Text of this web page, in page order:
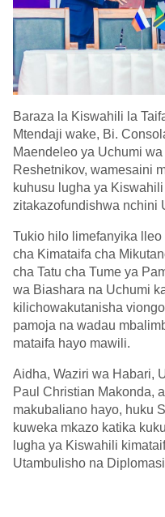
Baraza la Kiswahili la
Mtendaji wake, Bi.
Maendeleo ya Uchumi
Reshetnikov, wamesaini
kuhusu lugha ya
zitakazofundishwa nchini
Tukio hilo limefanyika
cha Kimataifa cha
cha Tatu cha Tume ya
wa Biashara na Uchumi
kilichowakutanisha
pamoja na wadau
mataifa hayo mawili.
Aidha, Waziri wa Habari,
Paul Christian Makonda,
makubaliano hayo, huku
kuweka mkazo katika
lugha ya Kiswahili
Utambulisho na